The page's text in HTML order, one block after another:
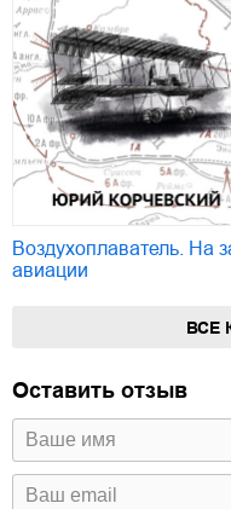
Воздухоплаватель. На
авиации
ВСЕ
Оставить отзыв